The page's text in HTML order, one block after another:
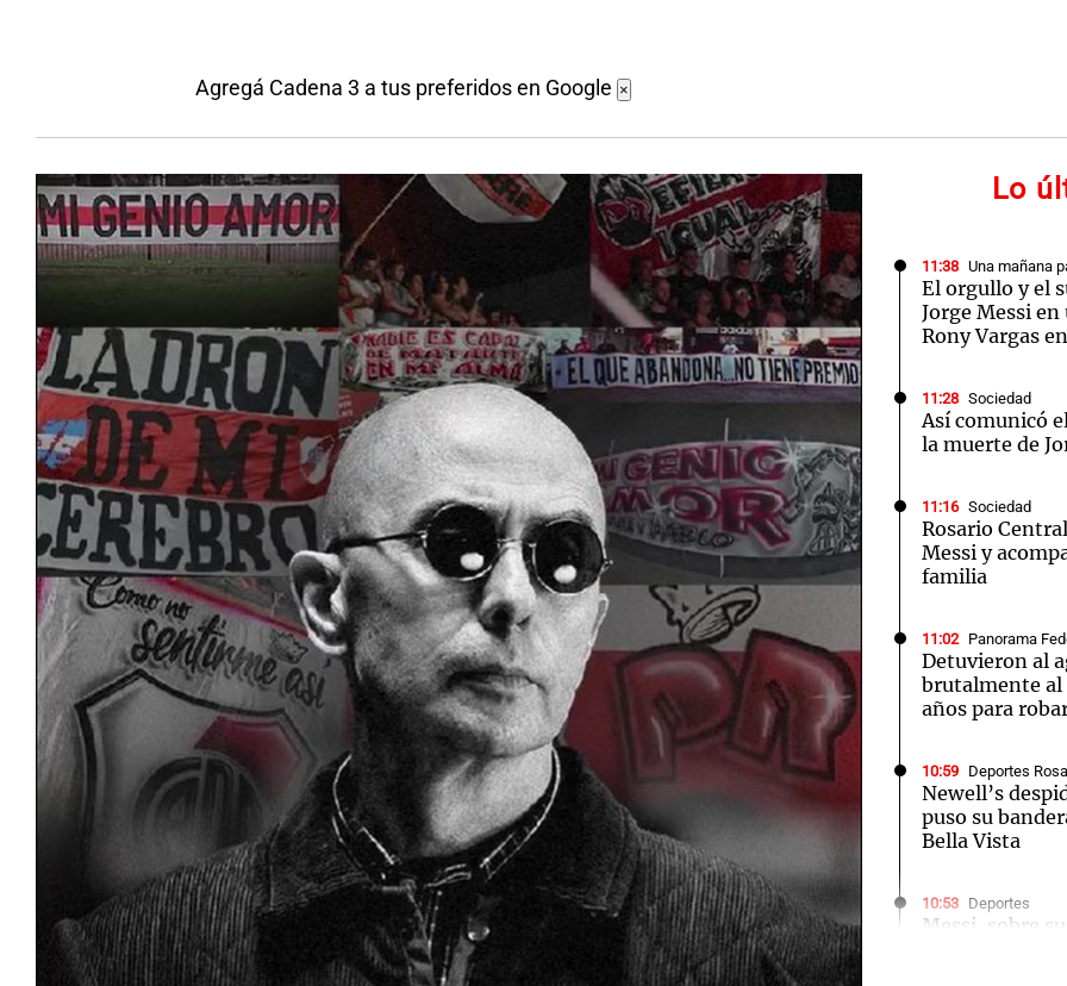
Agregá Cadena 3 a tus preferidos en Google ×
Lo
11:38 Una mañana
El orgullo y el
Jorge Messi
Rony Vargas
11:28 Sociedad
Así comunicó
la muerte de
11:16 Sociedad
Rosario
Messi y
familia
11:02 Panorama
Detuvieron al
brutalmente al
años para
10:59 Deportes
Newell’s
puso su
Bella Vista
10:53 Deportes
Messi, sobre
Audio.